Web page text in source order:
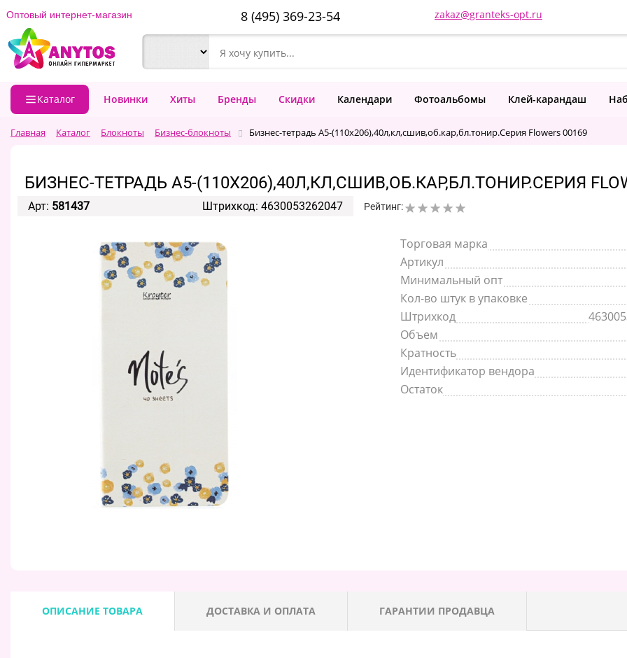
Оптовый интернет-магазин 8 (495) 369-23-54 zakaz@granteks-opt.ru
Каталог Новинки Хиты Бренды Скидки Календари Фотоальбомы Клей-карандаш
Главная Каталог Блокноты Бизнес-блокноты Бизнес-тетрадь А5-(110х206),40л,кл,сшив,об.кар,бл.тонир.Серия Flowers 00169
БИЗНЕС-ТЕТРАДЬ А5-(110Х206),40Л,КЛ,СШИВ,ОБ.КАР,БЛ.ТОНИР.СЕРИЯ
Арт: 581437 Штрихкод: 4630053262047 Рейтинг:
Торговая марка
Артикул
Минимальный опт
Кол-во штук в упаковке
Штрихкод
Объем
Кратность
Идентификатор вендора
Остаток
ОПИСАНИЕ ТОВАРА ДОСТАВКА И ОПЛАТА ГАРАНТИИ ПРОДАВЦА